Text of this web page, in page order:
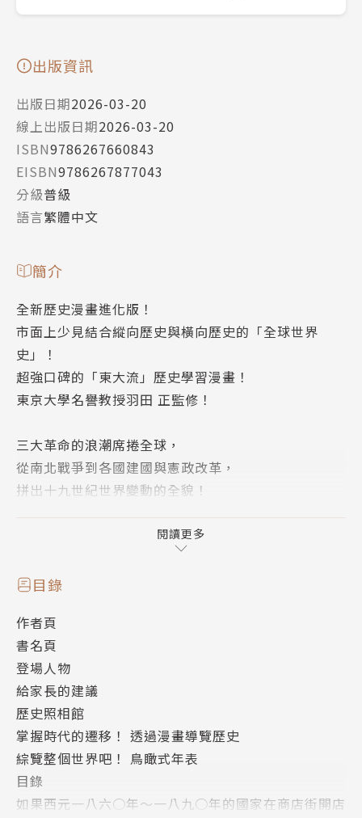
出版資訊
出版日期2026-03-20
線上出版日期2026-03-20
ISBN9786267660843
EISBN9786267877043
分級普級
語言繁體中文
簡介
全新歷史漫畫進化版！
市面上少見結合縱向歷史與橫向歷史的「全球世界
史」！
超強口碑的「東大流」歷史學習漫畫！
東京大學名譽教授羽田 正監修！
三大革命的浪潮席捲全球，
從南北戰爭到各國建國與憲政改革，
拼出十九世紀世界變動的全貌！
三大「革命」在幾十年後，波及了整個世界，在各地
區、各國引起了不同的反應。例如美國的南北戰爭、民
族國家義大利、德意志的成立、俄羅斯的農奴解放、鄂
這些看似在不同國家發生的現象，都與三大革命有所關
聯。讓我們透過水平連接的相關性，了解當時世界的動
向吧。
【本集導讀】
東京大學名譽教授 羽田 正
在美國與西歐爆發了三大「革命」之後，在短短的數十
年之內，首當其衝的美國與西歐當然受到了影響，全世
界也以不同的方式受到波及。在美國方面，隨著工業革
閱讀更多
目錄
作者頁
書名頁
登場人物
給家長的建議
歷史照相館
掌握時代的遷移！ 透過漫畫導覽歷史
綜覽整個世界吧！ 鳥瞰式年表
目錄
如果西元一八六○年～一八九○年的國家在商店街開店